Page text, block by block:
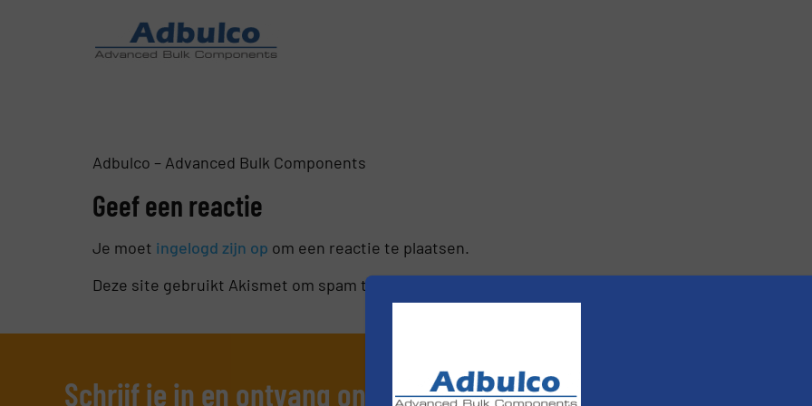
Adbulco – Advanced Bulk Components
Geef een reactie
Je moet ingelogd zijn op om een reactie te plaatsen.
Deze site gebruikt Akismet om spam te verminderen.
Schrijf je in en ontvang ons nieuws